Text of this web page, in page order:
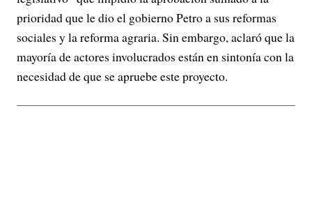
prioridad que le dio el gobierno Petro a sus reformas
sociales y la reforma agraria. Sin embargo, aclaró que la
mayoría de actores involucrados están en sintonía con la
necesidad de que se apruebe este proyecto.